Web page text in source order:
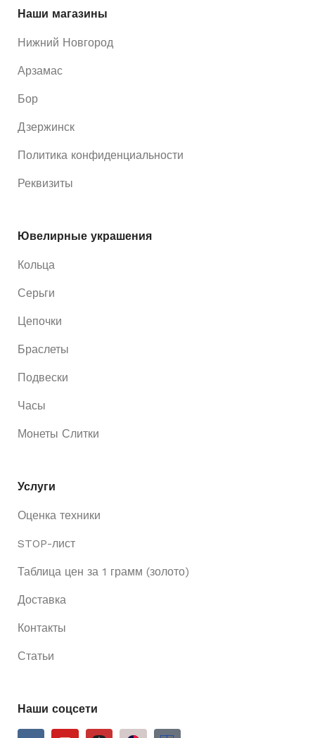
Наши магазины
Нижний Новгород
Арзамас
Бор
Дзержинск
Политика конфиденциальности
Реквизиты
Ювелирные украшения
Кольца
Серьги
Цепочки
Браслеты
Подвески
Часы
Монеты Слитки
Услуги
Оценка техники
STOP-лист
Таблица цен за 1 грамм (золото)
Доставка
Контакты
Статьи
Наши соцсети